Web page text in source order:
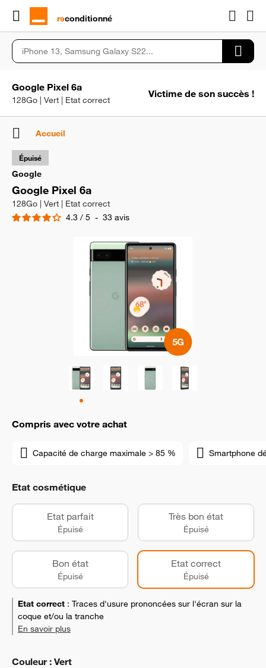
rɘconditionné
Google Pixel 6a
128Go | Vert | Etat correct
Victime de son succès !
Accueil
Google
Google Pixel 6a
128Go | Vert | Etat correct
4.3 / 5 - 33 avis
Épuisé
Compris avec votre achat
Capacité de charge maximale > 85 % Smartphone
Etat cosmétique
Etat parfait
Épuisé
Très bon état
Épuisé
Bon état
Épuisé
Etat correct
Épuisé
Etat correct : Traces d'usure prononcées sur l'écran sur la
coque et/ou la tranche
En savoir plus
Couleur : Vert